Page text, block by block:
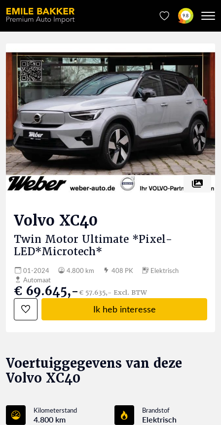
9.8
Volvo XC40
Twin Motor Ultimate *Pixel-
LED*Microtech*
01-2024 4.800 km 408 PK
Elektrisch
Automaat
€ 69.645,-€ 57.635,- Excl. BTW
Ik heb interesse
Voertuiggegevens van deze
Volvo XC40
Kilometerstand
4.800 km
Brandstof
Elektrisch